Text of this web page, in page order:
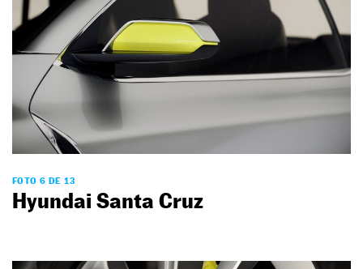
FOTO 6 DE 13
Hyundai Santa Cruz